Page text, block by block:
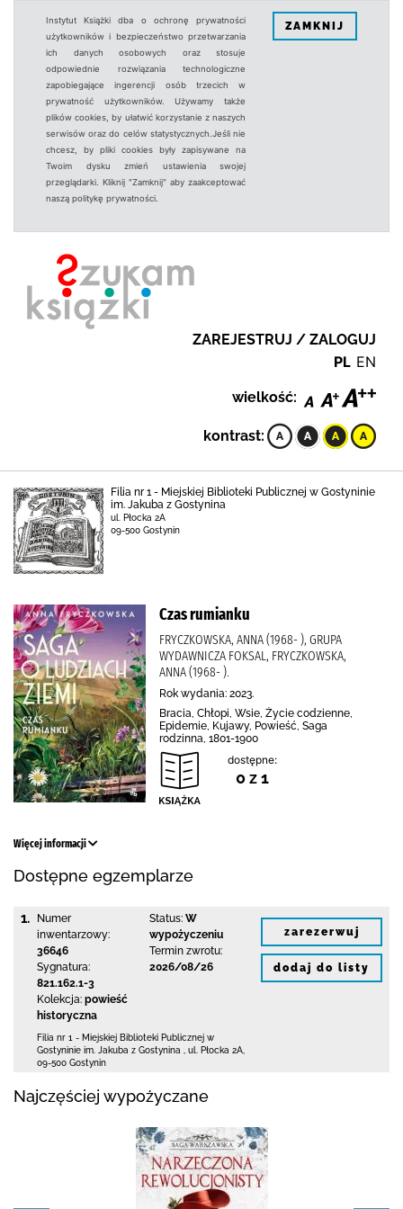
Instytut Książki dba o ochronę prywatności
użytkowników i bezpieczeństwo przetwarzania
ich danych osobowych oraz stosuje
odpowiednie rozwiązania technologiczne
zapobiegające ingerencji osób trzecich w
prywatność użytkowników. Używamy także
plików cookies, by ułatwić korzystanie z naszych
serwisów oraz do celów statystycznych.Jeśli nie
chcesz, by pliki cookies były zapisywane na
Twoim dysku zmień ustawienia swojej
przeglądarki. Kliknij "Zamknij" aby zaakceptować
naszą politykę prywatności.
ZAMKNIJ
ZAREJESTRUJ / ZALOGUJ
PL EN
wielkość:
kontrast:
Filia nr 1 - Miejskiej Biblioteki Publicznej w Gostyninie
im. Jakuba z Gostynina
ul. Płocka 2A
09-500 Gostynin
Czas rumianku
FRYCZKOWSKA, ANNA (1968- ), GRUPA
WYDAWNICZA FOKSAL, FRYCZKOWSKA,
ANNA (1968- ).
Rok wydania: 2023.
Bracia, Chłopi, Wsie, Życie codzienne,
Epidemie, Kujawy, Powieść, Saga
rodzinna, 1801-1900
dostępne:
0 z 1
Więcej informacji
Dostępne egzemplarze
1.
Numer
inwentarzowy:
36646
Sygnatura:
821.162.1-3
Kolekcja: powieść
historyczna
Status: W
wypożyczeniu
Termin zwrotu:
2026/08/26
Filia nr 1 - Miejskiej Biblioteki Publicznej w
Gostyninie im. Jakuba z Gostynina
ul. Płocka 2A
09-500 Gostynin
zarezerwuj
dodaj do listy
Najczęściej wypożyczane